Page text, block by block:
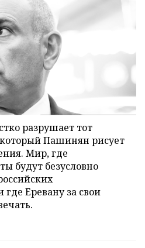
разрушает тот
Пашинян рисует
Мир, где
будут безусловно
Еревану за свои